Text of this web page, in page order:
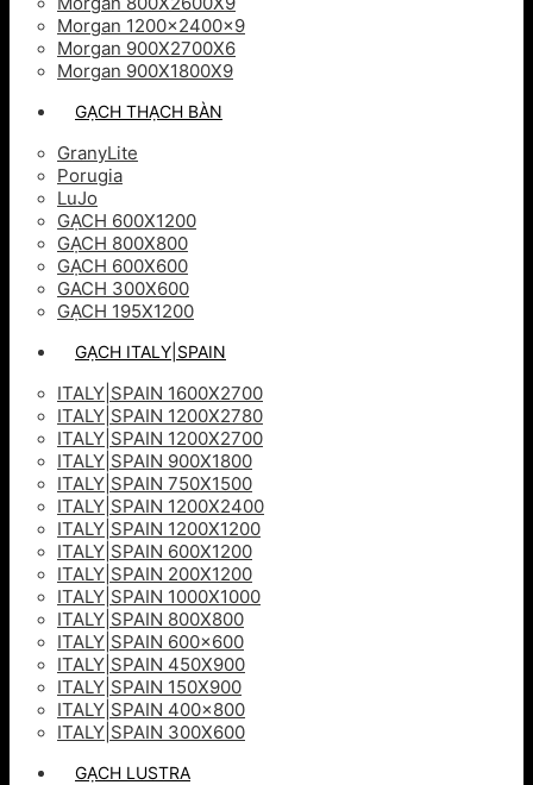
Morgan 1200x2400x9
Morgan 900X2700X6
Morgan 900X1800X9
GẠCH THẠCH BÀN
GranyLite
Porugia
LuJo
GẠCH 600X1200
GẠCH 800X800
GẠCH 600X600
GACH 300X600
GẠCH 195X1200
GẠCH ITALY|SPAIN
ITALY|SPAIN 1600X2700
ITALY|SPAIN 1200X2780
ITALY|SPAIN 1200X2700
ITALY|SPAIN 900X1800
ITALY|SPAIN 750X1500
ITALY|SPAIN 1200X2400
ITALY|SPAIN 1200X1200
ITALY|SPAIN 600X1200
ITALY|SPAIN 200X1200
ITALY|SPAIN 1000X1000
ITALY|SPAIN 800X800
ITALY|SPAIN 600×600
ITALY|SPAIN 450X900
ITALY|SPAIN 150X900
ITALY|SPAIN 400×800
ITALY|SPAIN 300X600
GẠCH LUSTRA